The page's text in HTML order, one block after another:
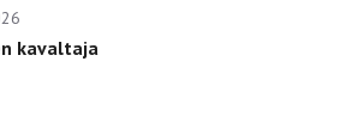
kavaltaja